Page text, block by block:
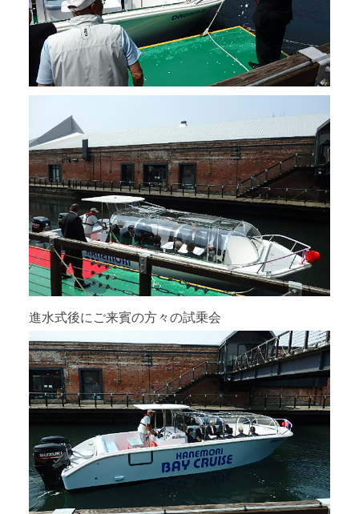
進水式後にご来賓の方々の試乗会